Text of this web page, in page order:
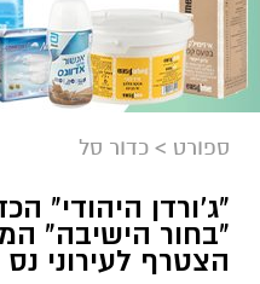
ספורט > כדור סל
"ג'ורדן היהודי"
"בחור הישיבה"
הצטרף לעירוני נס